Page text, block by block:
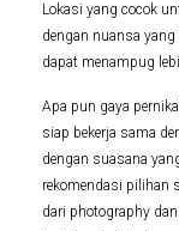
Lokasi yang cocok
dengan nuansa
dapat menampug
Apa pun gaya
siap bekerja sama
dengan suasana
rekomendasi pilihan
dari photography